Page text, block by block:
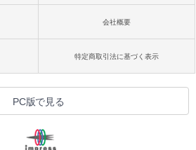
会社概要
特定商取引法に基づく表示
PC版で見る